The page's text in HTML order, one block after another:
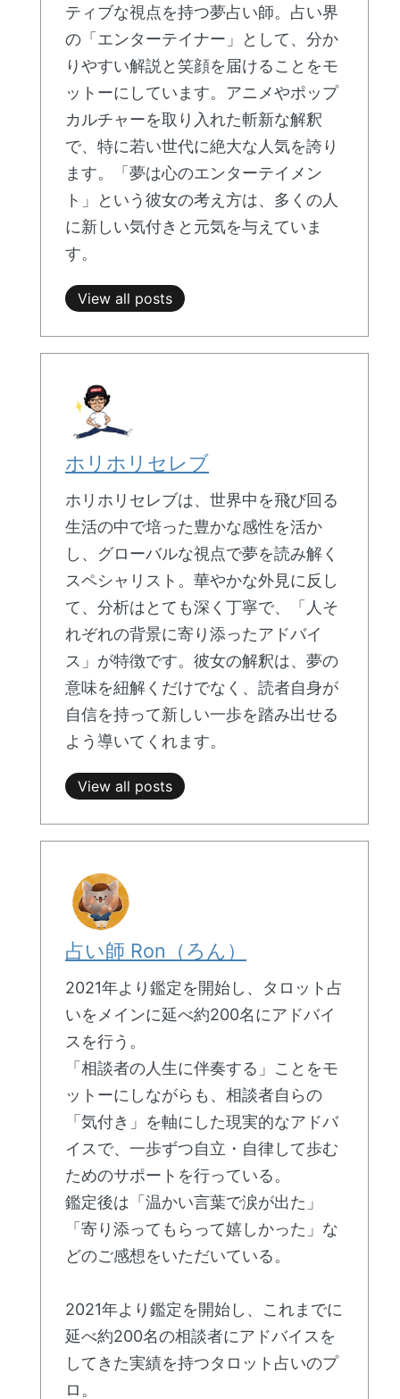
ティブな視点を持つ夢占い師。占い界
の「エンターテイナー」として、分か
りやすい解説と笑顔を届けることをモ
ットーにしています。アニメやポップ
カルチャーを取り入れた斬新な解釈
で、特に若い世代に絶大な人気を誇り
ます。「夢は心のエンターテイメン
ト」という彼女の考え方は、多くの人
に新しい気付きと元気を与えていま
す。
View all posts
ホリホリセレブ
ホリホリセレブは、世界中を飛び回る
生活の中で培った豊かな感性を活か
し、グローバルな視点で夢を読み解く
スペシャリスト。華やかな外見に反し
て、分析はとても深く丁寧で、「人そ
れぞれの背景に寄り添ったアドバイ
ス」が特徴です。彼女の解釈は、夢の
意味を紐解くだけでなく、読者自身が
自信を持って新しい一歩を踏み出せる
よう導いてくれます。
View all posts
占い師 Ron（ろん）
2021年より鑑定を開始し、タロット占
いをメインに延べ約200名にアドバイ
スを行う。
「相談者の人生に伴奏する」ことをモ
ットーにしながらも、相談者自らの
「気付き」を軸にした現実的なアドバ
イスで、一歩ずつ自立・自律して歩む
ためのサポートを行っている。
鑑定後は「温かい言葉で涙が出た」
「寄り添ってもらって嬉しかった」な
どのご感想をいただいている。
2021年より鑑定を開始し、これまでに
延べ約200名の相談者にアドバイスを
してきた実績を持つタロット占いのプ
ロ。